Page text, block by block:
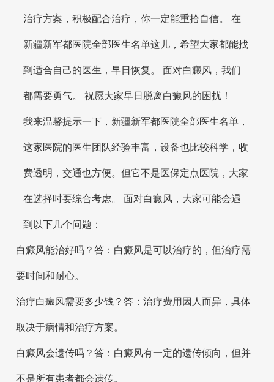
治疗方案，积极配合治疗，你一定能重拾自信。 在
新疆新军都医院全部医生名单这儿，希望大家都能找
到适合自己的医生，早日恢复。 面对白癜风，我们
都需要勇气。 祝愿大家早日脱离白癜风的困扰！
我来温馨提示一下，新疆新军都医院全部医生名单，
这家医院的医生团队经验丰富，设备也比较科学，收
费透明，交通也方便。但它不是医保定点医院，大家
在选择时要综合考虑。 面对白癜风，大家可能会遇
到以下几个问题：
白癜风能治好吗？答：白癜风是可以治疗的，但治疗需
要时间和耐心。
治疗白癜风需要多少钱？答：治疗费用因人而异，具体
取决于病情和治疗方案。
白癜风会遗传吗？答：白癜风有一定的遗传倾向，但并
不是所有患者都会遗传。